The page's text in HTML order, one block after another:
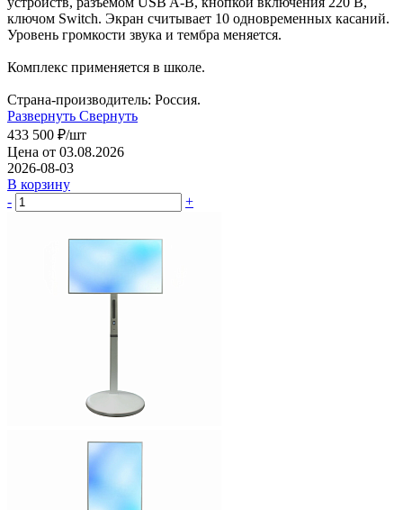
ключом Switch. Экран считывает 10 одновременных касаний.
Уровень громкости звука и тембра меняется.
Комплекс применяется в школе.
Страна-производитель: Россия.
Развернуть Свернуть
433 500 ₽/шт
Цена от 03.08.2026
2026-08-03
В корзину
-
+